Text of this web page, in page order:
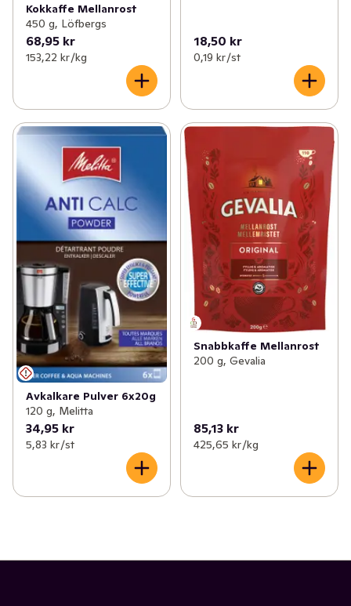
Kokkaffe Mellanrost
450 g, Löfbergs
68,95 kr
153,22 kr /kg
18,50 kr
0,19 kr /st
Avkalkare Pulver 6x20g
120 g, Melitta
34,95 kr
5,83 kr /st
Snabbkaffe Mellanrost
200 g, Gevalia
85,13 kr
425,65 kr /kg